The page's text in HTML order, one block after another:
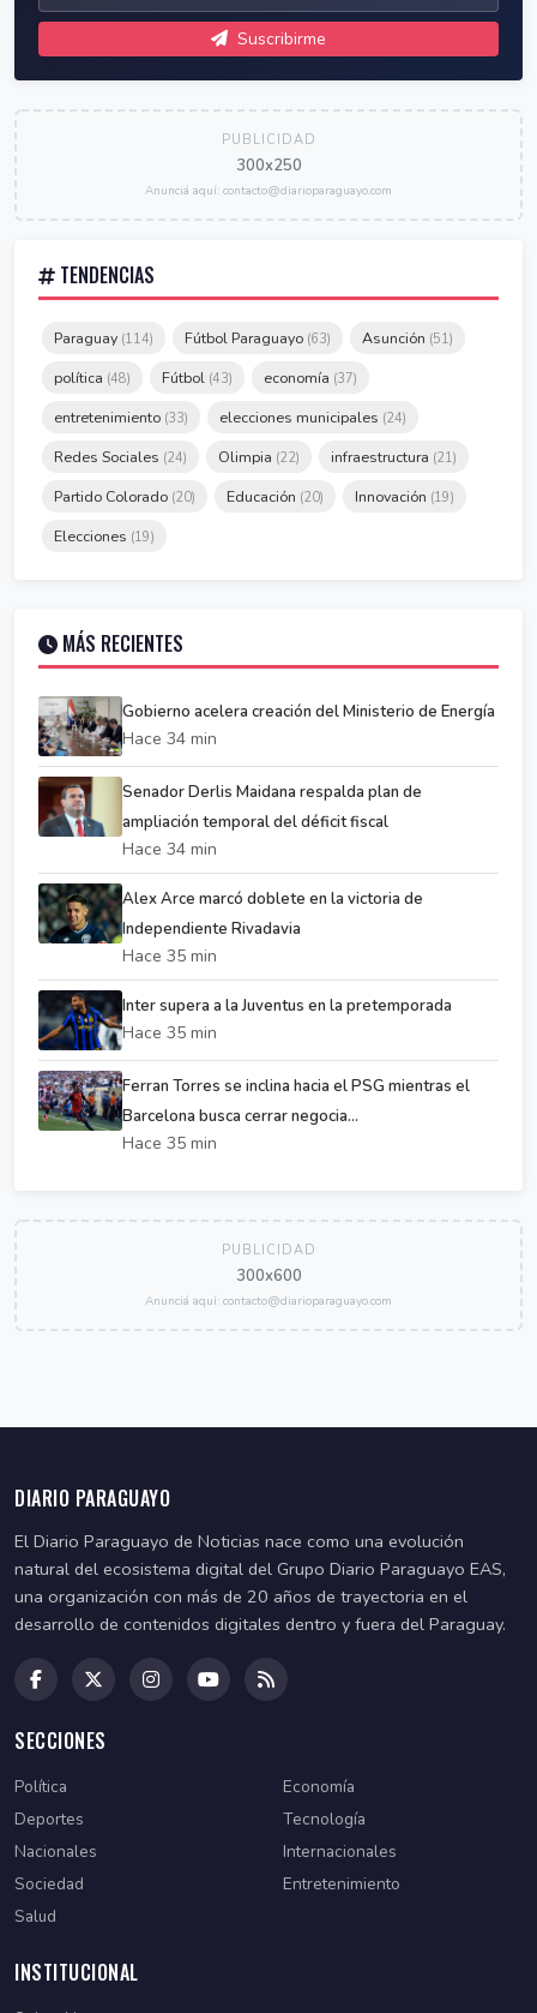
Suscribirme
PUBLICIDAD
300x250
Anunciá aquí: contacto@diarioparaguayo.com
TENDENCIAS
Paraguay (114) Fútbol Paraguayo (63) Asunción (51)
política (48) Fútbol (43) economía (37)
entretenimiento (33) elecciones municipales (24)
Redes Sociales (24) Olimpia (22) infraestructura (21)
Partido Colorado (20) Educación (20) Innovación (19)
Elecciones (19)
MÁS RECIENTES
Gobierno acelera creación del Ministerio de Energía
Hace 34 min
Senador Derlis Maidana respalda plan de
ampliación temporal del déficit fiscal
Hace 34 min
Alex Arce marcó doblete en la victoria de
Independiente Rivadavia
Hace 35 min
Inter supera a la Juventus en la pretemporada
Hace 35 min
Ferran Torres se inclina hacia el PSG mientras el
Barcelona busca cerrar negocia...
Hace 35 min
PUBLICIDAD
300x600
Anunciá aquí: contacto@diarioparaguayo.com
DIARIO PARAGUAYO
El Diario Paraguayo de Noticias nace como una evolución
natural del ecosistema digital del Grupo Diario Paraguayo EAS,
una organización con más de 20 años de trayectoria en el
desarrollo de contenidos digitales dentro y fuera del Paraguay.
SECCIONES
Política
Economía
Deportes
Tecnología
Nacionales
Internacionales
Sociedad
Entretenimiento
Salud
INSTITUCIONAL